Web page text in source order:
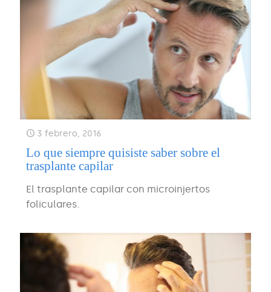
3 febrero, 2016
Lo que siempre quisiste saber sobre el
trasplante capilar
El trasplante capilar con microinjertos
foliculares.